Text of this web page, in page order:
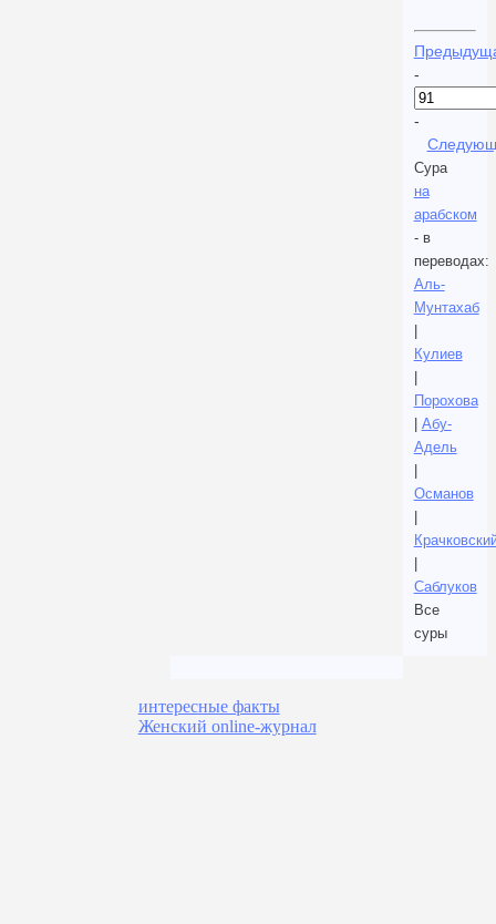
-
-
Сура
на
арабском
- в
переводах:
Аль-
Мунтахаб
Кулиев
Порохова
Абу-
Адель
Османов
Саблуков
Все
суры
интересные факты
Женский online-журнал